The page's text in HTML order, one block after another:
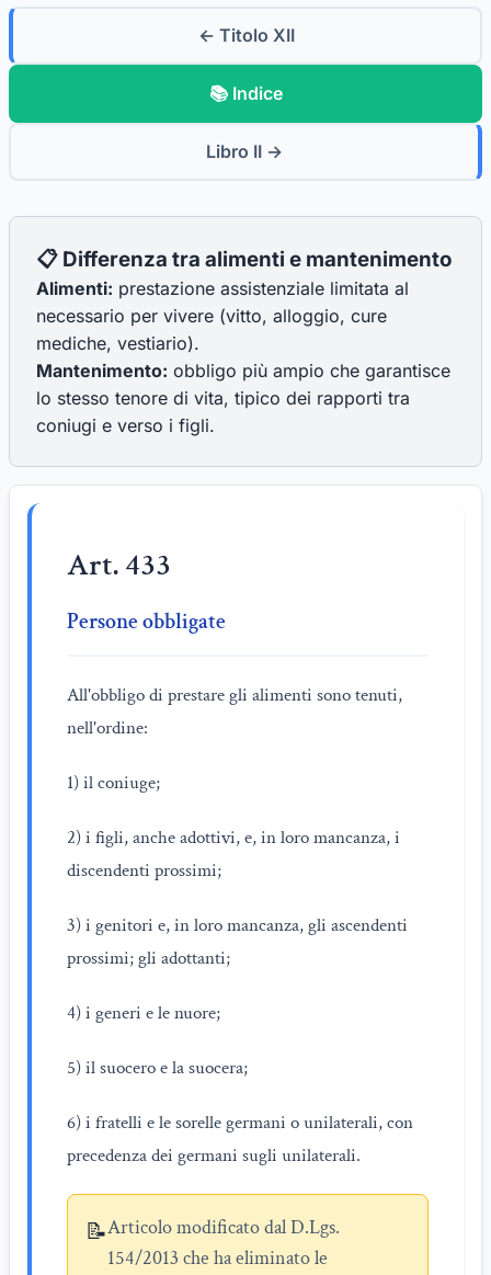
← Titolo XII
📚 Indice
Libro II →
📋 Differenza tra alimenti e mantenimento
Alimenti: prestazione assistenziale limitata al
necessario per vivere (vitto, alloggio, cure
mediche, vestiario).
Mantenimento: obbligo più ampio che garantisce
lo stesso tenore di vita, tipico dei rapporti tra
coniugi e verso i figli.
Art. 433
Persone obbligate
All'obbligo di prestare gli alimenti sono tenuti,
nell'ordine:
1) il coniuge;
2) i figli, anche adottivi, e, in loro mancanza, i
discendenti prossimi;
3) i genitori e, in loro mancanza, gli ascendenti
prossimi; gli adottanti;
4) i generi e le nuore;
5) il suocero e la suocera;
6) i fratelli e le sorelle germani o unilaterali, con
precedenza dei germani sugli unilaterali.
📝Articolo modificato dal D.Lgs.
154/2013 che ha eliminato le